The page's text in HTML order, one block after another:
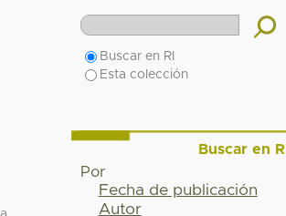
Buscar en RI
Esta colección
Buscar en RI
Por
Fecha de publicación
Autor